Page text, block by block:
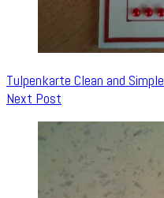
Tulpenkarte Clean and Simple
Next Post